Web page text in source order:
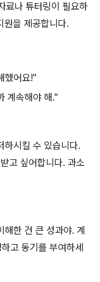
료나 튜터링이 필요하
원을 제공합니다.
했어요!"
계속해야 해."
하시킬 수 있습니다.
고 싶어합니다. 과소
한 건 큰 성과야. 계
고 동기를 부여하세